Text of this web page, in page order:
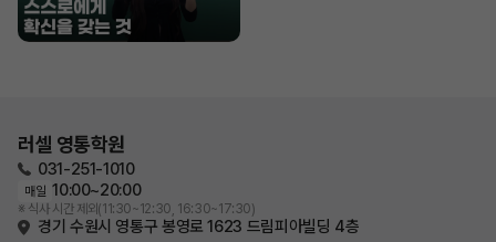
러셀 영통학원
031-251-1010
매일 10:00~20:00
※ 식사 시간 제외(11:30~12:30, 16:30~17:30)
경기 수원시 영통구 봉영로 1623 드림피아빌딩 4층